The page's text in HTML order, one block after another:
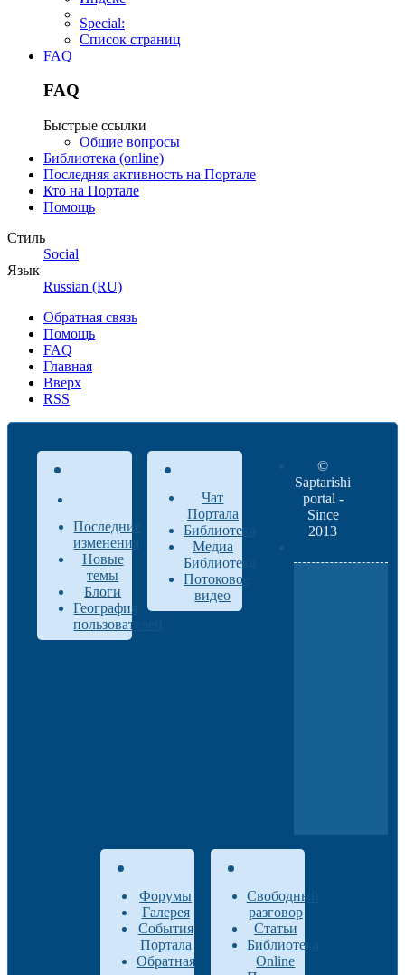
Special:
Список страниц
FAQ
FAQ
Быстрые ссылки
Общие вопросы
Библиотека (online)
Последняя активность на Портале
Кто на Портале
Помощь
Стиль
Social
Язык
Russian (RU)
Обратная связь
Помощь
FAQ
Главная
Вверх
RSS
Последние
изменения
Новые
темы
Блоги
География
пользователей
Чат
Портала
Библиотека
Медиа
Библиотека
Потоковое
видео
©
Saptarishi
portal -
Since
2013
Форумы
Галерея
События
Портала
Обратная
Свободный
разговор
Статьи
Библиотека
Online